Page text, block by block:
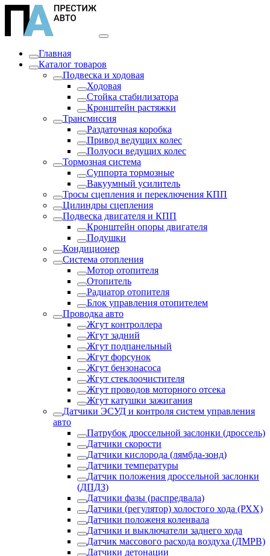
Главная
Каталог товаров
Подвеска и ходовая
Ходовая
Стойка стабилизатора
Кронштейн растяжки
Трансмиссия
Раздаточная коробка
Привод ведущих колес
Полуоси ведущих колес
Тормозная система
Суппорта тормозные
Вакуумный усилитель
Тросы сцепления и переключения КПП
Цилиндры сцепления
Подвеска двигателя и КПП
Кронштейн опоры двигателя
Подушки
Кондиционер
Система отопления
Мотор отопителя
Отопитель
Радиатор отопителя
Блок управления отопителем
Проводка авто
Жгут контроллера
Жгут задний
Жгут подпанельный
Жгут форсунок
Жгут бензонасоса
Жгут стеклоочистителя
Жгут проводов моторного отсека
Жгут катушки зажигания
Датчики ЭСУД и контроля систем управления
авто
Патрубок дроссельной заслонки (дроссель)
Датчики скорости
Датчики кислорода (лямбда-зонд)
Датчики температуры
Датчик положения дроссельной заслонки
(ДПДЗ)
Датчики фазы (распредвала)
Датчики (регулятор) холостого хода (РХХ)
Датчики положеня коленвала
Датчики и выключатели заднего хода
Датчик массового расхода воздуха (ДМРВ)
Датчики детонации